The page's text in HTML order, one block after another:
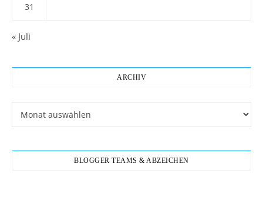
31
« Juli
ARCHIV
BLOGGER TEAMS & ABZEICHEN